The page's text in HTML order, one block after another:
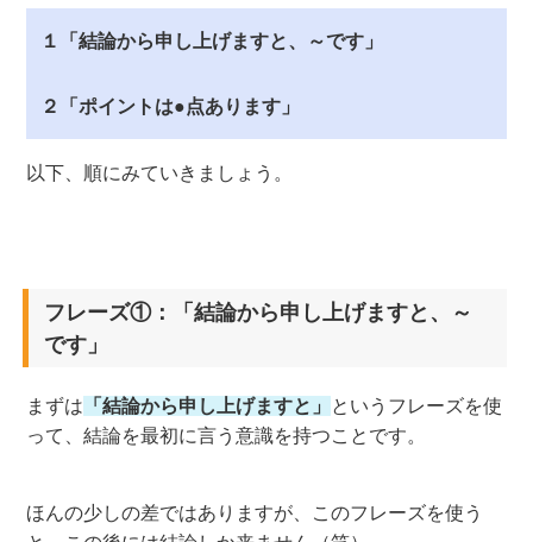
１「結論から申し上げますと、～です」
２「ポイントは●点あります」
以下、順にみていきましょう。
フレーズ①：「結論から申し上げますと、～
です」
まずは 「結論から申し上げますと」 というフレーズを使
って、結論を最初に言う意識を持つことです。
ほんの少しの差ではありますが、このフレーズを使う